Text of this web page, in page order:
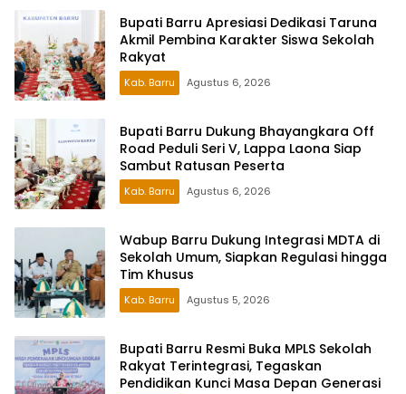
Bupati Barru Apresiasi Dedikasi Taruna
Akmil Pembina Karakter Siswa Sekolah
Rakyat
Kab. Barru Agustus 6, 2026
Bupati Barru Dukung Bhayangkara Off
Road Peduli Seri V, Lappa Laona Siap
Sambut Ratusan Peserta
Kab. Barru Agustus 6, 2026
Wabup Barru Dukung Integrasi MDTA di
Sekolah Umum, Siapkan Regulasi hingga
Tim Khusus
Kab. Barru Agustus 5, 2026
Bupati Barru Resmi Buka MPLS Sekolah
Rakyat Terintegrasi, Tegaskan
Pendidikan Kunci Masa Depan Generasi